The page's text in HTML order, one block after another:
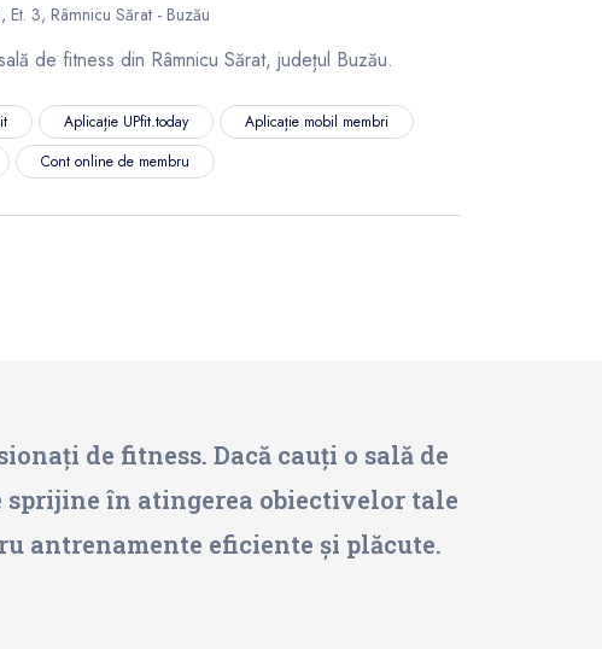
3, Râmnicu Sărat - Buzău
de fitness din Râmnicu Sărat, județul Buzău.
Aplicație UPfit.today
Aplicație mobil membri
Cont online de membru
de fitness. Dacă cauți o sală de
sprijine în atingerea obiectivelor tale
antrenamente eficiente și plăcute.